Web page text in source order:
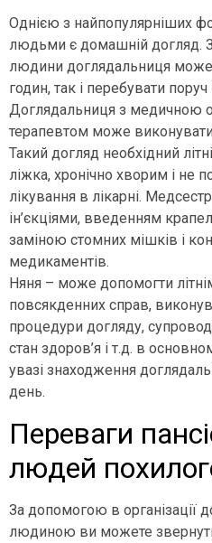
Однією з найпопулярніших
людьми є домашній догляд.
людини доглядальниця може
годин, так і перебувати
Доглядальниця з медичною
терапевтом може
Такий догляд необхідний
ліжка, хронічно хворим і не
лікування в лікарні.
ін’єкціями, введенням
заміною стомних мішків і
медикаментів.
Няня – може допомогти
повсякденних справ,
процедури догляду,
стан здоров’я і т.д. в
увазі знаходження
день.
Переваги
людей
За допомогою в організації
людиною ви можете